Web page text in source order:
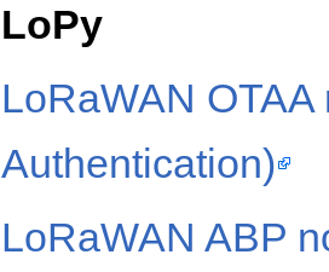
LoPy
LoRaWAN
Authentication)
LoRaWAN ABP